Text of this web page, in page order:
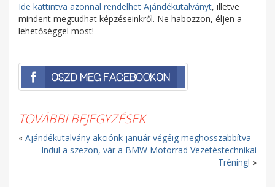
Ide kattintva azonnal rendelhet Ajándékutalványt, illetve
mindent megtudhat képzéseinkről. Ne habozzon, éljen a
lehetőséggel most!
TOVÁBBI BEJEGYZÉSEK
« Ajándékutalvány akciónk január végéig meghosszabbítva
Indul a szezon, vár a BMW Motorrad Vezetéstechnikai
Tréning! »